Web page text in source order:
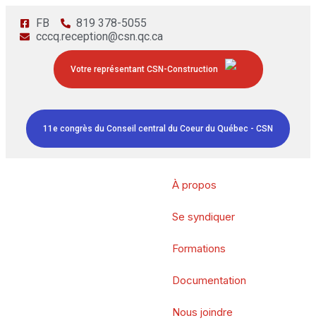
FB
819 378-5055
cccq.reception@csn.qc.ca
Votre représentant CSN-Construction
11e congrès du Conseil central du Coeur du Québec - CSN
À propos
Se syndiquer
Formations
Documentation
Nous joindre